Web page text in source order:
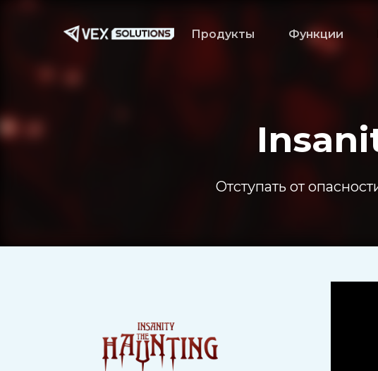
Продукты Функции
Отступать от